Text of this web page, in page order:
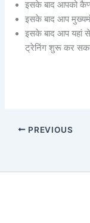
इसके बाद आपको
इसके बाद आप
इसके बाद आप यहां
ट्रेनिंग शुरू कर
PREVIOUS